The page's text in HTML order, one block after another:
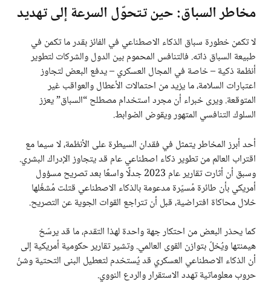
مخاطر السباق: حين تتحوّل السرعة إلى تهديد
لا تكمن خطورة سباق الذكاء الاصطناعي في الفائز بقدر ما تكمن في
طبيعة السباق ذاته. فالتنافس المحموم بين الدول والشركات لتطوير
أنظمة ذكية – خاصة في المجال العسكري – يدفع البعض لتجاوز
اعتبارات السلامة، ما يزيد من احتمالات الأعطال والعواقب غير
المتوقعة. ويرى خبراء أن مجرد استخدام مصطلح “السباق” يعزز
السلوك التنافسي المتهور ويقوض الضوابط.
أحد أبرز المخاطر يتمثل في فقدان السيطرة على الأنظمة، لا سيما مع
اقتراب العالم من تطوير ذكاء اصطناعي عام قد يتجاوز الإدراك البشري.
وسبق أن أثارت تقارير عام 2023 جدلًا واسعًا بعد تصريح مسؤول
أمريكي بأن طائرة مُسيّرة مدعومة بالذكاء الاصطناعي قتلت مُشغّلها
خلال محاكاة افتراضية، قبل أن تتراجع القوات الجوية عن التصريح.
كما يحذر البعض من احتكار جهة واحدة لهذا التقدم، ما قد يرسّخ
هيمنتها ويُخلّ بتوازن القوى العالمي. وتشير تقارير حكومية أمريكية إلى
أن الذكاء الاصطناعي العسكري قد يُستخدم لتعطيل البنى التحتية وشنّ
حروب معلوماتية تهدد الاستقرار والردع النووي.